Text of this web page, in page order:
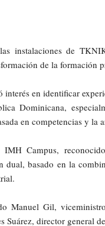
instalaciones de
de la formación
en identificar
Dominicana,
en competencias y la
IMH Campus,
basado en la
Manuel Gil,
Suárez, director general